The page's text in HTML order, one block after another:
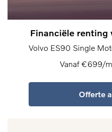
Financiële renting
Volvo ES90 Single
Vanaf €699/
Offerte